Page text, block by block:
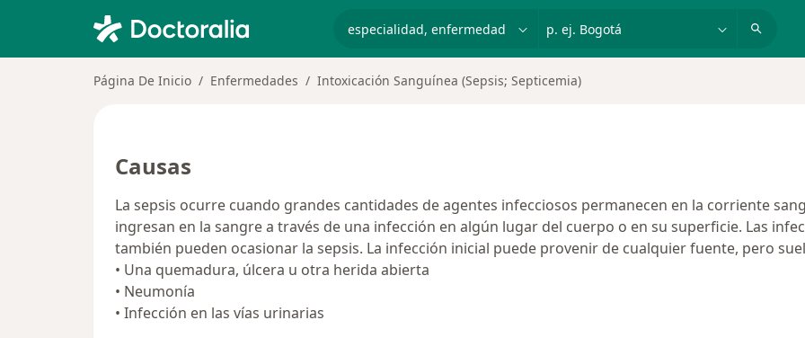
p. ej. Bogotá
Página De Inicio Enfermedades Intoxicación Sanguínea (Sepsis; Septicemia)
Causas
La sepsis ocurre cuando grandes cantidades de agentes infecciosos permanecen en la corriente
ingresan en la sangre a través de una infección en algún lugar del cuerpo o en su superficie. Las
también pueden ocasionar la sepsis. La infección inicial puede provenir de cualquier fuente, pero
• Una quemadura, úlcera u otra herida abierta
• Neumonía
• Infección en las vías urinarias